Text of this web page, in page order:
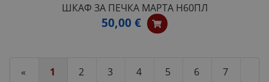
ШКАФ ЗА ПЕЧКА МАРТА H60ПЛ
50,00 €
« 1 2 3 4 5 6 7